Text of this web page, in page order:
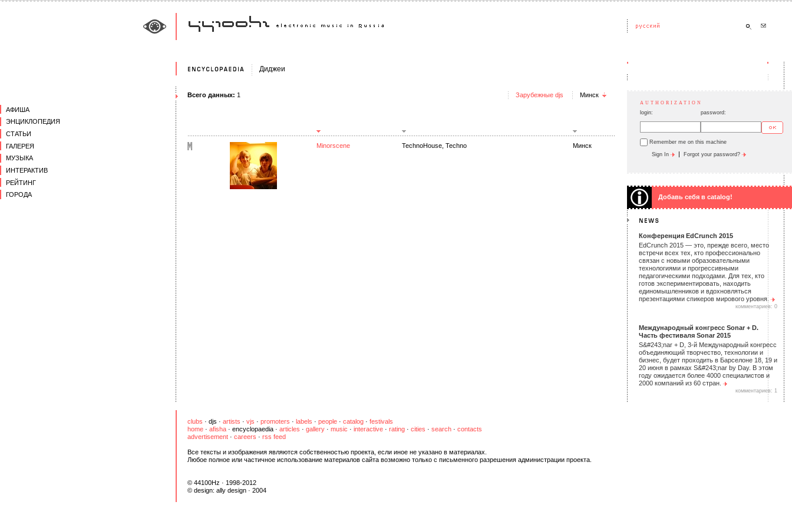
АФИША
ЭНЦИКЛОПЕДИЯ
СТАТЬИ
ГАЛЕРЕЯ
МУЗЫКА
ИНТЕРАКТИВ
РЕЙТИНГ
ГОРОДА
Диджеи
Всего данных: 1 Зарубежные djs Минск
Minorscene TechnoHouse, Techno Минск
AUTHORIZATION
login: password:
Remember me on this machine
Sign In | Forgot your password?
Добавь себя в catalog!
Конференция EdCrunch 2015
EdCrunch 2015 — это, прежде всего, место
встречи всех тех, кто профессионально
связан с новыми образовательными
технологиями и прогрессивными
педагогическими подходами. Для тех, кто
готов экспериментировать, находить
единомышленников и вдохновляться
презентациями спикеров мирового уровня.
комментариев: 0
Международный конгресс Sonar + D.
Часть фестиваля Sonar 2015
S&#243;nar + D, 3-й Международный конгресс
объединяющий творчество, технологии и
бизнес, будет проходить в Барселоне 18, 19 и
20 июня в рамках S&#243;nar by Day. В этом
году ожидается более 4000 специалистов и
2000 компаний из 60 стран.
комментариев: 1
clubs · djs · artists · vjs · promoters · labels · people · catalog · festivals
home · afisha · encyclopaedia · articles · gallery · music · interactive · rating · cities · search · contacts
advertisement · careers · rss feed
Все тексты и изображения являются собственностью проекта, если иное не указано в материалах.
Любое полное или частичное использование материалов сайта возможно только с письменного разрешения администрации проекта.
© 44100Hz · 1998-2012
© design: ally design · 2004